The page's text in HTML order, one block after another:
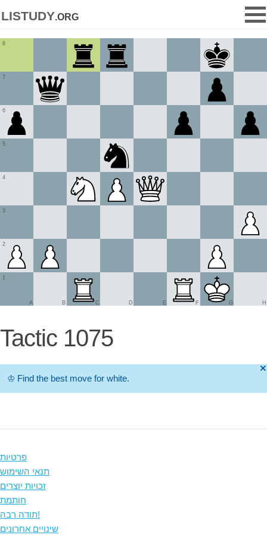
listudy.org
1
2
3
4
5
6
7
8
A B C D E F G H
Tactic 1075
🞫
♔ Find the best move for white.
פרטיות
תנאי השימוש
זכויות יוצרים
חותמת
תודה רבה!
שינויים אחרונים